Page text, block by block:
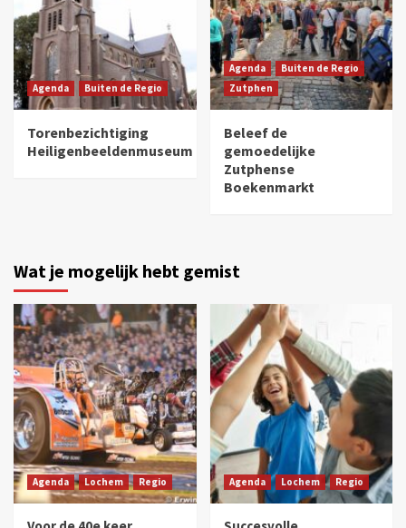
Agenda Buiten de Regio
Torenbezichtiging
Heiligenbeeldenmuseum
Agenda
Buiten de Regio
Zutphen
Beleef de
gemoedelijke
Zutphense
Boekenmarkt
Wat je mogelijk hebt gemist
Agenda Lochem Regio Agenda Lochem Regio